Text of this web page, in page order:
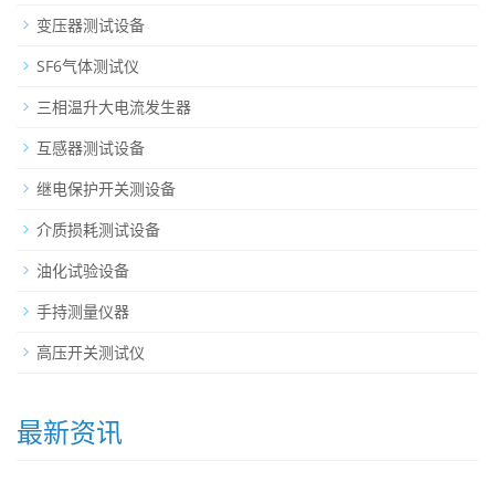
变压器测试设备
SF6气体测试仪
三相温升大电流发生器
互感器测试设备
继电保护开关测设备
介质损耗测试设备
油化试验设备
手持测量仪器
高压开关测试仪
最新资讯